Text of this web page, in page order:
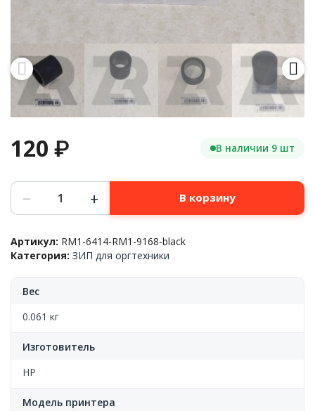
120 ₽ В наличии 9 шт
Количество
товара
Резинка
ролик
захвата,
(RM1-
Black
− + В корзину
Артикул: RM1-6414-RM1-9168-black
Категория: ЗИП для оргтехники
Вес
0.061 кг
Изготовитель
HP
Модель принтера